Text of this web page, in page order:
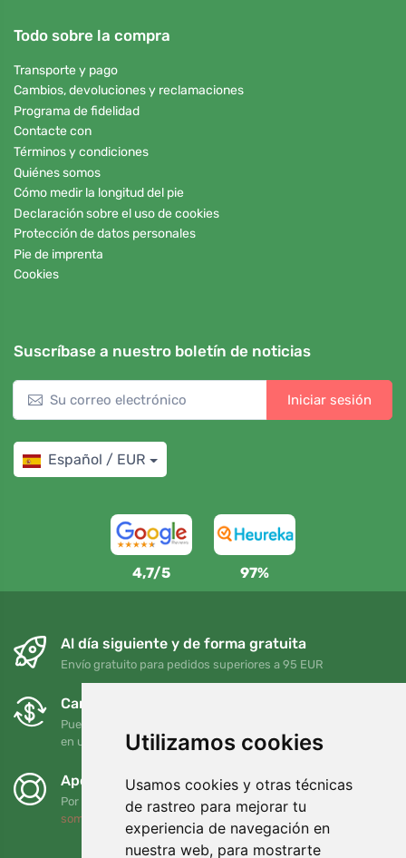
Utilizamos cookies
Usamos cookies y otras técnicas
de rastreo para mejorar tu
experiencia de navegación en
nuestra web, para mostrarte
Todo sobre la compra
Transporte y pago
Cambios, devoluciones y reclamaciones
Programa de fidelidad
Contacte con
Términos y condiciones
Quiénes somos
Cómo medir la longitud del pie
Declaración sobre el uso de cookies
Protección de datos personales
Pie de imprenta
Cookies
Suscríbase a nuestro boletín de noticias
Iniciar sesión
Español / EUR
4,7/5 97%
Al día siguiente y de forma gratuita
Envío gratuito para pedidos superiores a 95 EUR
Cambios y devoluciones gratuitos
Puede devolver o cambiar su pedido en cualquier momento
en un plazo de 90 días
Apoyamos a Trees.org
Por cada pedido plantamos un árbol. Leer más
somos